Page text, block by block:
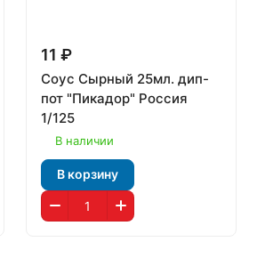
11 ₽
Соус Сырный 25мл. дип-
пот "Пикадор" Россия
1/125
В наличии
В корзину